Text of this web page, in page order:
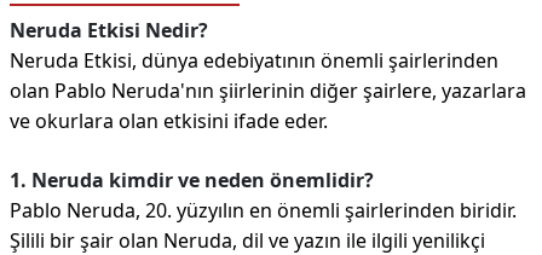
Neruda Etkisi Nedir?
Neruda Etkisi, dünya edebiyatının önemli şairlerinden
olan Pablo Neruda'nın şiirlerinin diğer şairlere, yazarlara
ve okurlara olan etkisini ifade eder.
1. Neruda kimdir ve neden önemlidir?
Pablo Neruda, 20. yüzyılın en önemli şairlerinden biridir.
Şilili bir şair olan Neruda, dil ve yazın ile ilgili yenilikçi